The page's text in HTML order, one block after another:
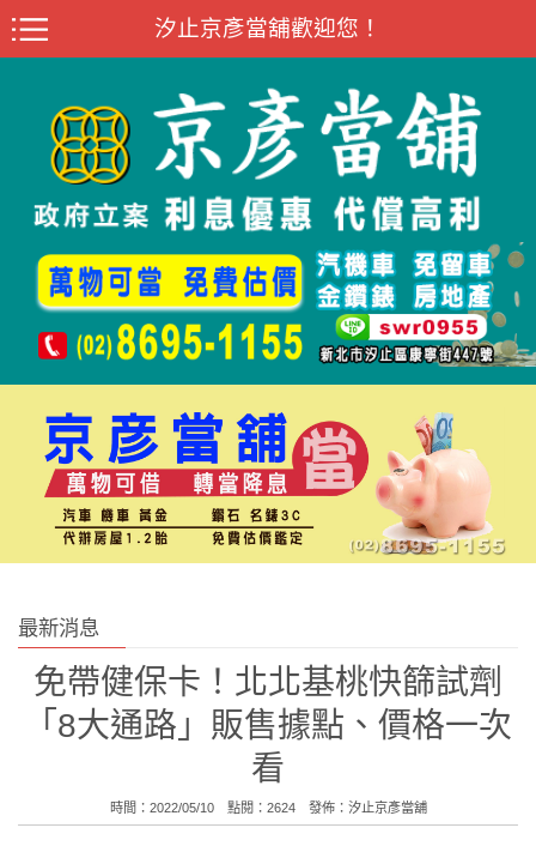
汐止京彥當舖歡迎您！
最新消息
免帶健保卡！北北基桃快篩試劑
「8大通路」販售據點、價格一次
看
時間：2022/05/10 點閱：2624 發佈： 汐止京彥當舖